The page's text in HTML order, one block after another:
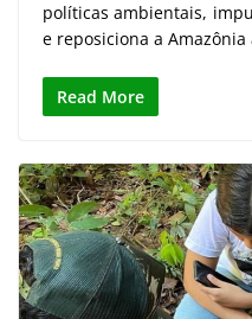
políticas ambientais,
e reposiciona a Amazônia
Read More